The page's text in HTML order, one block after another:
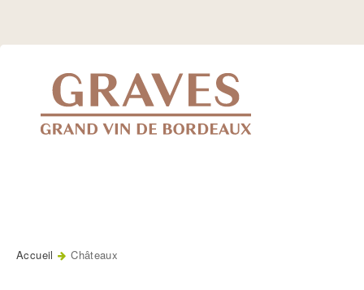
Jump
Accueil Châteaux